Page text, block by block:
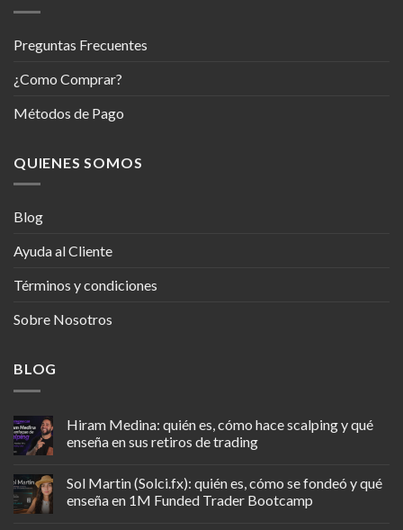
Preguntas Frecuentes
¿Como Comprar?
Métodos de Pago
QUIENES SOMOS
Blog
Ayuda al Cliente
Términos y condiciones
Sobre Nosotros
BLOG
Hiram Medina: quién es, cómo hace scalping y qué
enseña en sus retiros de trading
Sol Martin (Solci.fx): quién es, cómo se fondeó y qué
enseña en 1M Funded Trader Bootcamp